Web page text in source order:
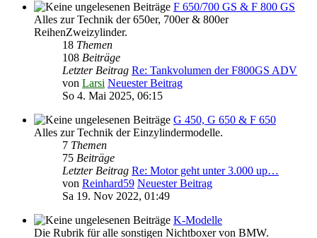
F 650/700 GS & F 800 GS
Alles zur Technik der 650er, 700er & 800er
ReihenZweizylinder.
18 Themen
108 Beiträge
Letzter Beitrag Re: Tankvolumen der F800GS ADV
von Larsi Neuester Beitrag
So 4. Mai 2025, 06:15
G 450, G 650 & F 650
Alles zur Technik der Einzylindermodelle.
7 Themen
75 Beiträge
Letzter Beitrag Re: Motor geht unter 3.000 up…
von Reinhard59 Neuester Beitrag
Sa 19. Nov 2022, 01:49
K-Modelle
Die Rubrik für alle sonstigen Nichtboxer von BMW.